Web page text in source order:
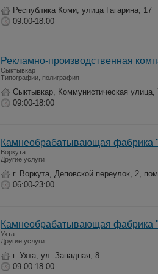
Республика Коми, улица Гагарина, 17
09:00-18:00
Рекламно-производственная
Сыктывкар
Типографии, полиграфия
Сыктывкар, Коммунистическая улица,
09:00-18:00
Камнеобрабатывающая фабрика
Воркута
Другие услуги
г. Воркута, Деповской переулок, 2,
06:00-23:00
Камнеобрабатывающая фабрика
Ухта
Другие услуги
г. Ухта, ул. Западная, 8
09:00-18:00